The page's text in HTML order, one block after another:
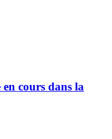
cours dans la